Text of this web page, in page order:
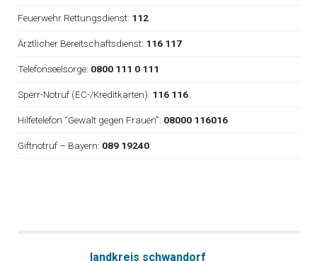
Feuerwehr Rettungsdienst: 112
Ärztlicher Bereitschaftsdienst: 116 117
Telefonseelsorge: 0800 111 0 111
Sperr-Notruf (EC-/Kreditkarten): 116 116
Hilfetelefon “Gewalt gegen Frauen”: 08000 116016
Giftnotruf – Bayern: 089 19240
landkreis schwandorf